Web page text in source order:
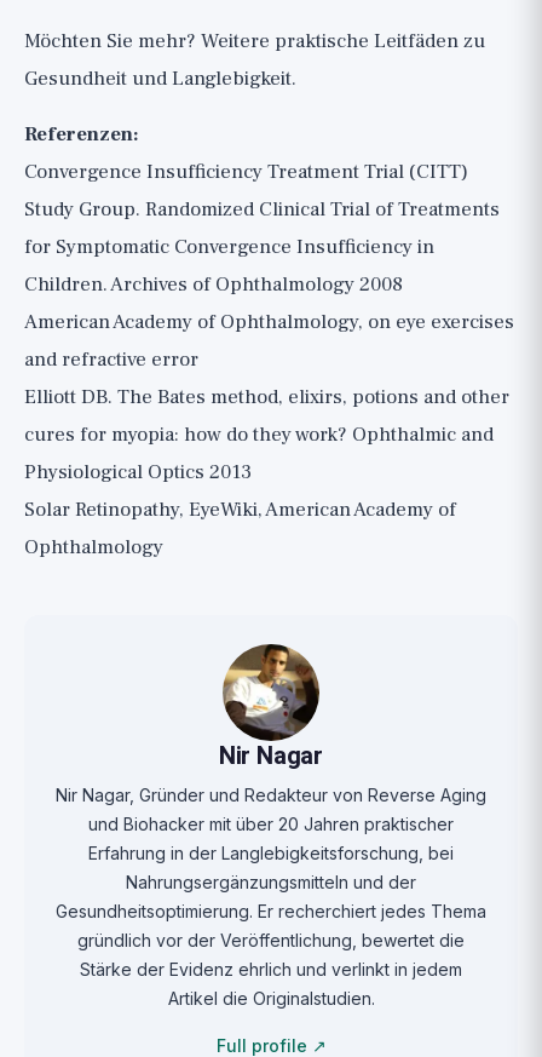
Möchten Sie mehr? Weitere praktische Leitfädenzu
Gesundheit und Langlebigkeit.
Referenzen:
Convergence Insufficiency Treatment Trial (CITT)
Study Group. Randomized Clinical Trial of Treatments
for Symptomatic Convergence Insufficiency in
Children. Archives of Ophthalmology 2008
American Academy of Ophthalmology, on eye exercises
and refractive error
Elliott DB. The Bates method, elixirs, potions and other
cures for myopia: how do they work? Ophthalmic and
Physiological Optics 2013
Solar Retinopathy, EyeWiki, American Academy of
Ophthalmology
Nir Nagar
Nir Nagar, Gründer und Redakteur von Reverse Aging
und Biohacker mit über 20 Jahren praktischer
Erfahrung in der Langlebigkeitsforschung, bei
Nahrungsergänzungsmitteln und der
Gesundheitsoptimierung. Er recherchiert jedes Thema
gründlich vor der Veröffentlichung, bewertet die
Stärke der Evidenz ehrlich und verlinkt in jedem
Artikel die Originalstudien.
Full profile ↗